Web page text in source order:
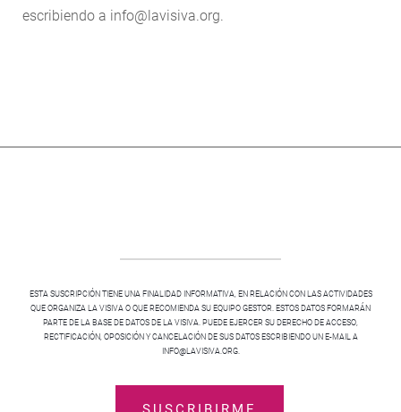
escribiendo a info@lavisiva.org.
ESTA SUSCRIPCIÓN TIENE UNA FINALIDAD INFORMATIVA, EN RELACIÓN CON LAS ACTIVIDADES
QUE ORGANIZA LA VISIVA O QUE RECOMIENDA SU EQUIPO GESTOR. ESTOS DATOS FORMARÁN
PARTE DE LA BASE DE DATOS DE LA VISIVA. PUEDE EJERCER SU DERECHO DE ACCESO,
RECTIFICACIÓN, OPOSICIÓN Y CANCELACIÓN DE SUS DATOS ESCRIBIENDO UN E-MAIL A
INFO@LAVISIVA.ORG.